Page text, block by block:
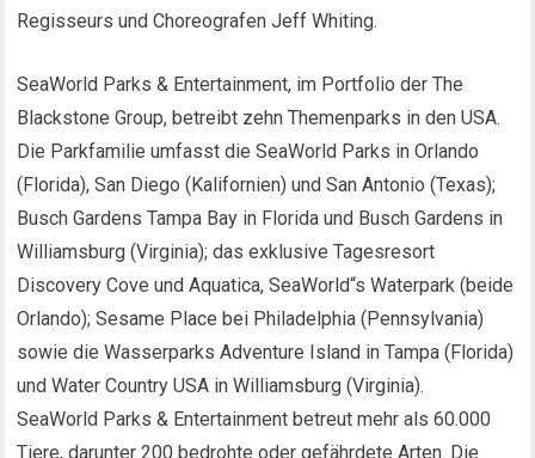
Regisseurs und Choreografen Jeff Whiting.
SeaWorld Parks & Entertainment, im Portfolio der The
Blackstone Group, betreibt zehn Themenparks in den USA.
Die Parkfamilie umfasst die SeaWorld Parks in Orlando
(Florida), San Diego (Kalifornien) und San Antonio (Texas);
Busch Gardens Tampa Bay in Florida und Busch Gardens in
Williamsburg (Virginia); das exklusive Tagesresort
Discovery Cove und Aquatica, SeaWorld“s Waterpark (beide
Orlando); Sesame Place bei Philadelphia (Pennsylvania)
sowie die Wasserparks Adventure Island in Tampa (Florida)
und Water Country USA in Williamsburg (Virginia).
SeaWorld Parks & Entertainment betreut mehr als 60.000
Tiere, darunter 200 bedrohte oder gefährdete Arten. Die